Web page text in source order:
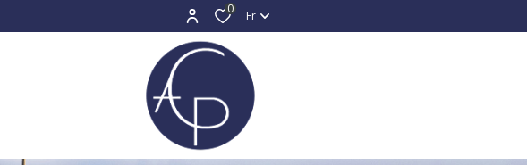
0 Fr